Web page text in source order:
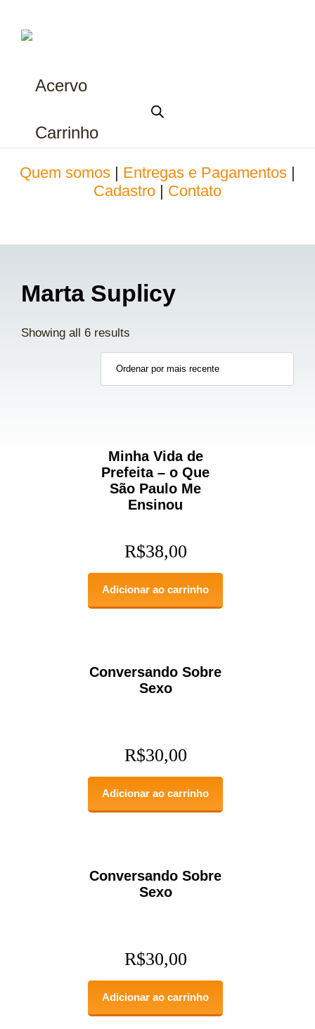
Acervo
Carrinho
Quem somos Entregas e Pagamentos
Cadastro
Contato
Marta Suplicy
Showing all 6 results
Minha Vida de
Prefeita – o Que
São Paulo Me
Ensinou
R$38,00
Adicionar ao carrinho
Conversando Sobre
Sexo
R$30,00
Adicionar ao carrinho
Conversando Sobre
Sexo
R$30,00
Adicionar ao carrinho